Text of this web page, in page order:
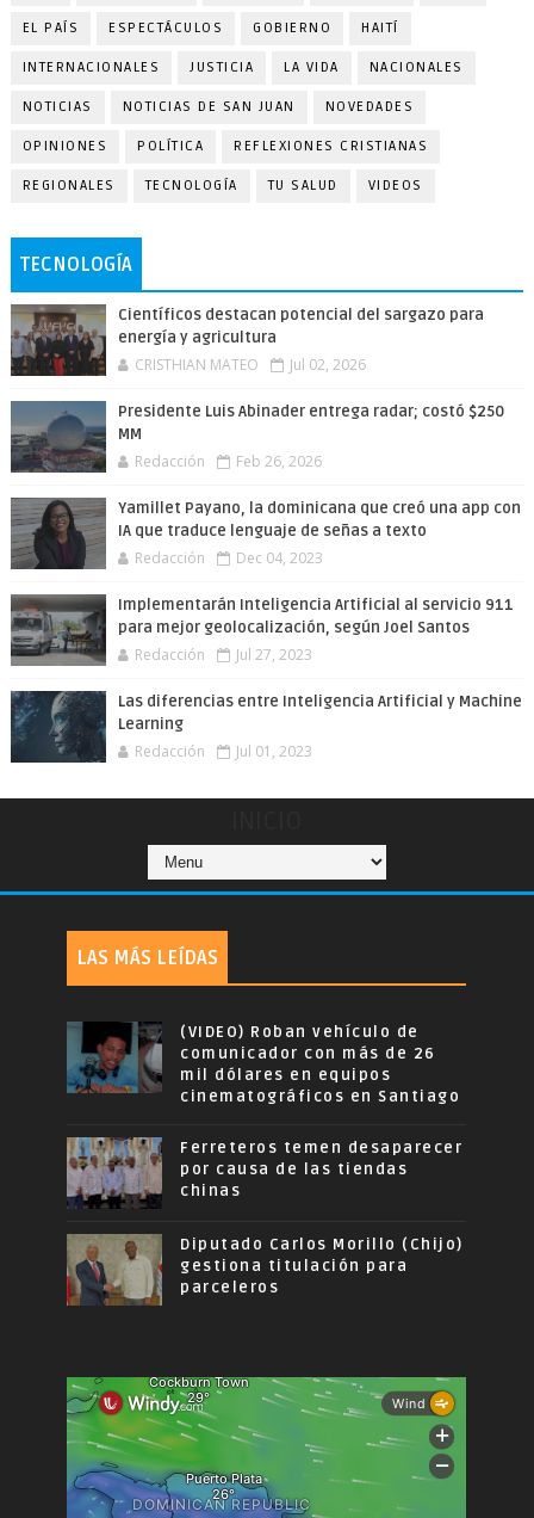
EL PAÍS ESPECTÁCULOS GOBIERNO HAITÍ
INTERNACIONALES JUSTICIA LA VIDA NACIONALES
NOTICIAS NOTICIAS DE SAN JUAN NOVEDADES
OPINIONES POLÍTICA REFLEXIONES CRISTIANAS
REGIONALES TECNOLOGÍA TU SALUD VIDEOS
TECNOLOGÍA
Científicos destacan potencial del sargazo para
energía y agricultura
CRISTHIAN MATEO Jul 02, 2026
Presidente Luis Abinader entrega radar; costó $250
MM
Redacción Feb 26, 2026
Yamillet Payano, la dominicana que creó una app con
IA que traduce lenguaje de señas a texto
Redacción Dec 04, 2023
Implementarán Inteligencia Artificial al servicio 911
para mejor geolocalización, según Joel Santos
Redacción Jul 27, 2023
Las diferencias entre Inteligencia Artificial y Machine
Learning
Redacción Jul 01, 2023
LAS MÁS LEÍDAS
(VIDEO) Roban vehículo de
comunicador con más de 26
mil dólares en equipos
cinematográficos en Santiago
Ferreteros temen desaparecer
por causa de las tiendas
chinas
Diputado Carlos Morillo (Chijo)
gestiona titulación para
parceleros